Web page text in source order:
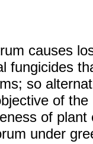
causes
fungicides
so
of
of
under